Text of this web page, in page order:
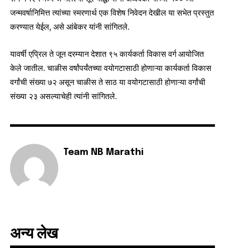
I've read and accept the Privacy Policy
6,300
Fans Followers
75
जन्मवर्षानिमित्त त्यांच्या स्मरणार्थ एक विशेष निवेदन देखील या सभेत प्रस्तुत
करण्यात येईल, असे आंबेकर यांनी सांगितले.
यावर्षी एप्रिल ते जून दरम्यान देशात ९५ कार्यकर्ता विकास वर्ग आयोजित
केले जातील. चाळीस वर्षांपर्यंतच्या वयोगटासाठी होणाऱ्या कार्यकर्ता विकास
वर्गांची संख्या ७२ असून चाळीस ते साठ या वयोगटासाठी होणाऱ्या वर्गांची
संख्या २३ असल्याचेही त्यांनी सांगितले.
Team NB Marathi
अन्य लेख